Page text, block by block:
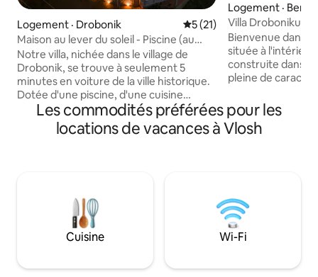
Logement · Drobonik Note moyenne de 5 sur 5,
5 (21)
Maison au lever du soleil - Piscine (au
2ème étage )
Notre villa, nichée dans le village de
Drobonik, se trouve à seulement 5
minutes en voiture de la ville historique.
Dotée d'une piscine, d'une cuisine
entièrement équipée et de tous les
équipements nécessaires pour les
familles et les groupes d'amis, notre villa
Équipements comprenant la
climatisation, le hall, le balcon, les lits au
bord de la piscine, le jardin. Les
voyageurs pourront également profiter
barbecue.
Logement · Berat
Villa Droboniku
Bienvenue dans
située à
construite dans
pleine de
parfaite pour les
recherche d'un
accès à deux
maison (type de
grand-mère. À l'extérieur, il y a
beaucoup
profiter d'un café ou
Les commodités préférées pour les
locations de vacances à Vlosh
Cuisine Wi-Fi